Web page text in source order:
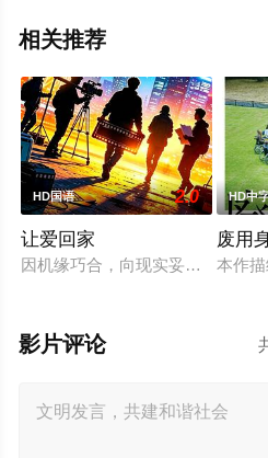
相关推荐
HD国语 2.0
让爱回家
因机缘巧合，向现实妥协的导演
HD中
废用
本作
影片评论